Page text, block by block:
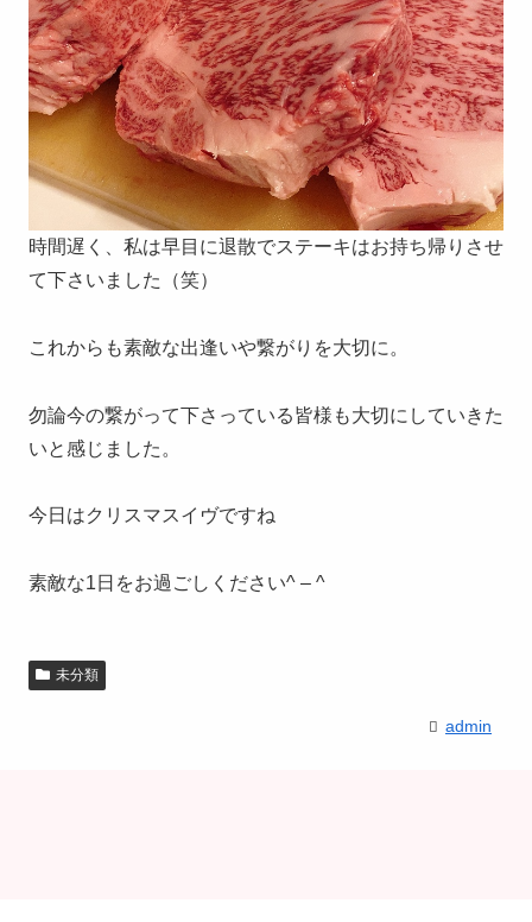
時間遅く、私は早目に退散でステーキはお持ち帰りさせ
て下さいました（笑）
これからも素敵な出逢いや繋がりを大切に。
勿論今の繋がって下さっている皆様も大切にしていきた
いと感じました。
今日はクリスマスイヴですね
素敵な1日をお過ごしください^ – ^
未分類
admin